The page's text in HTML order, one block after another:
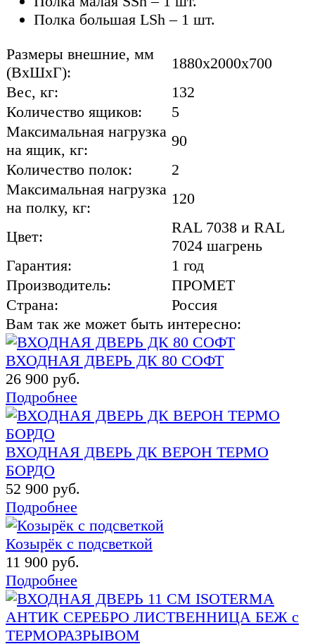
Полка большая LSh – 1 шт.
Размеры внешние, мм
(ВхШхГ):
1880x2000x700
Вес, кг:
132
Количество ящиков:
5
Максимальная нагрузка
на ящик, кг:
90
Количество полок:
2
Максимальная нагрузка
на полку, кг:
120
Цвет:
RAL 7038 и RAL
7024 шагрень
Гарантия:
1 год
Производитель:
ПРОМЕТ
Страна:
Россия
Вам так же может быть интересно:
ВХОДНАЯ ДВЕРЬ ДК 80 СОФТ
26 900 руб.
Подробнее
ВХОДНАЯ ДВЕРЬ ДК ВЕРОН ТЕРМО
БОРДО
52 900 руб.
Подробнее
Козырёк с подсветкой
11 900 руб.
Подробнее